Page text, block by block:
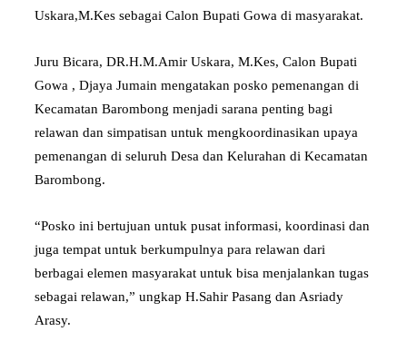
Uskara,M.Kes sebagai Calon Bupati Gowa di masyarakat.
Juru Bicara, DR.H.M.Amir Uskara, M.Kes, Calon Bupati
Gowa , Djaya Jumain mengatakan posko pemenangan di
Kecamatan Barombong menjadi sarana penting bagi
relawan dan simpatisan untuk mengkoordinasikan upaya
pemenangan di seluruh Desa dan Kelurahan di Kecamatan
Barombong.
“Posko ini bertujuan untuk pusat informasi, koordinasi dan
juga tempat untuk berkumpulnya para relawan dari
berbagai elemen masyarakat untuk bisa menjalankan tugas
sebagai relawan,” ungkap H.Sahir Pasang dan Asriady
Arasy.